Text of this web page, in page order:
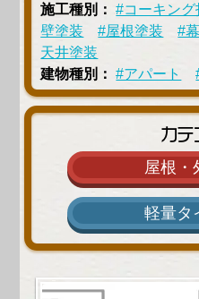
施工種別：
#コーキング
壁塗装
#屋根塗装 #
天井塗装
建物種別：
#アパート
カテ
屋根・
軽量タ